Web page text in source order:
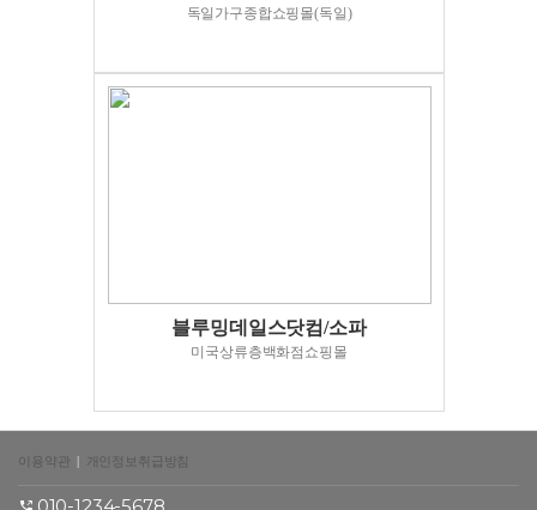
독일가구종합쇼핑몰(독일)
블루밍데일스닷컴/소파
미국상류층백화점쇼핑몰
이용약관 | 개인정보취급방침